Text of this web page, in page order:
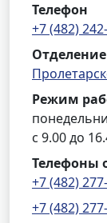
Телефон
+7 (482)
Отделение
Режим
с 9.00 до
Телефоны
+7 (482)
+7 (482)